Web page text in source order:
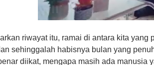
f
1
m
i
riwayat itu, ramai di antara kita
sehinggalah habisnya bulan yang
diikat, mengapa masih ada manusia